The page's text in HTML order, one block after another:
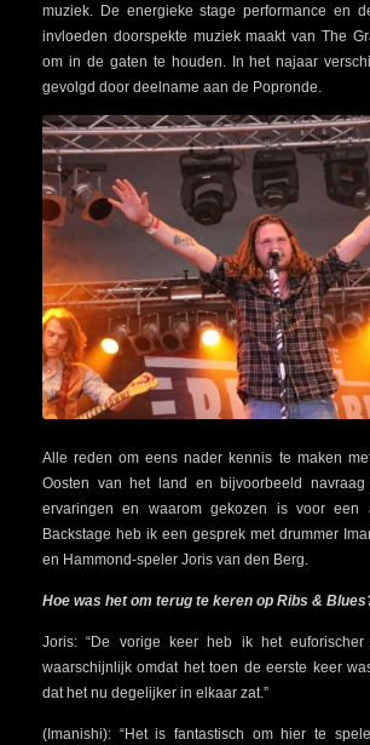
muziek. De energieke stage performance en
invloeden doorspekte muziek maakt van The
om in de gaten te houden. In het najaar
gevolgd door deelname aan de Popronde.
Alle reden om eens nader kennis te maken
Oosten van het land en bijvoorbeeld
ervaringen en waarom gekozen is voor een
Backstage heb ik een gesprek met drummer
en Hammond-speler Joris van den Berg.
Hoe was het om terug te keren op Ribs &
Joris: “De vorige keer heb ik het euforischer
waarschijnlijk omdat het toen de eerste keer
dat het nu degelijker in elkaar zat.”
(Imanishi): “Het is fantastisch om hier te